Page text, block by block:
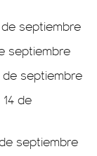
septiembre
septiembre
de septiembre
de
septiembre